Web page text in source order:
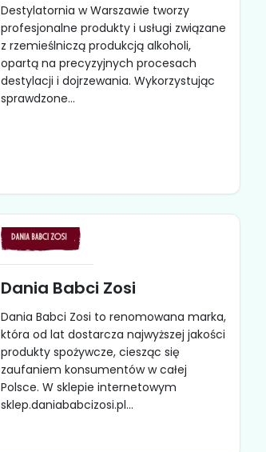
Destylatornia w Warszawie tworzy
profesjonalne produkty i usługi związane
z rzemieślniczą produkcją alkoholi,
opartą na precyzyjnych procesach
destylacji i dojrzewania. Wykorzystując
sprawdzone...
Dania Babci Zosi
Dania Babci Zosi to renomowana marka,
która od lat dostarcza najwyższej jakości
produkty spożywcze, ciesząc się
zaufaniem konsumentów w całej
Polsce. W sklepie internetowym
sklep.daniababcizosi.pl...